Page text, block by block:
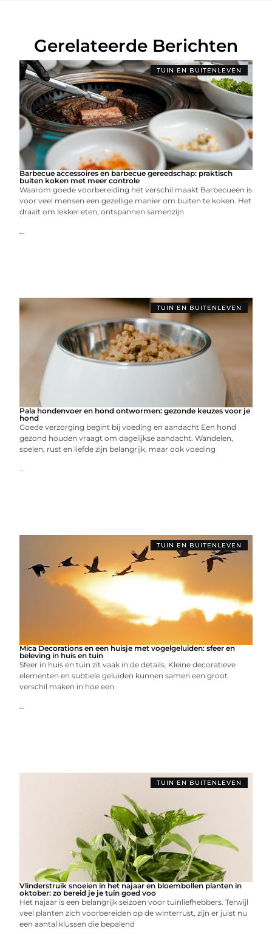
Gerelateerde Berichten
TUIN EN BUITENLEVEN
Barbecue accessoires en barbecue gereedschap: praktisch
buiten koken met meer controle
Waarom goede voorbereiding het verschil maakt Barbecueën is
voor veel mensen een gezellige manier om buiten te koken. Het
draait om lekker eten, ontspannen samenzijn
...
TUIN EN BUITENLEVEN
Pala hondenvoer en hond ontwormen: gezonde keuzes voor je
hond
Goede verzorging begint bij voeding en aandacht Een hond
gezond houden vraagt om dagelijkse aandacht. Wandelen,
spelen, rust en liefde zijn belangrijk, maar ook voeding
...
TUIN EN BUITENLEVEN
Mica Decorations en een huisje met vogelgeluiden: sfeer en
beleving in huis en tuin
Sfeer in huis en tuin zit vaak in de details. Kleine decoratieve
elementen en subtiele geluiden kunnen samen een groot
verschil maken in hoe een
...
TUIN EN BUITENLEVEN
Vlinderstruik snoeien in het najaar en bloembollen planten in
oktober: zo bereid je je tuin goed voo
Het najaar is een belangrijk seizoen voor tuinliefhebbers. Terwijl
veel planten zich voorbereiden op de winterrust, zijn er juist nu
een aantal klussen die bepalend